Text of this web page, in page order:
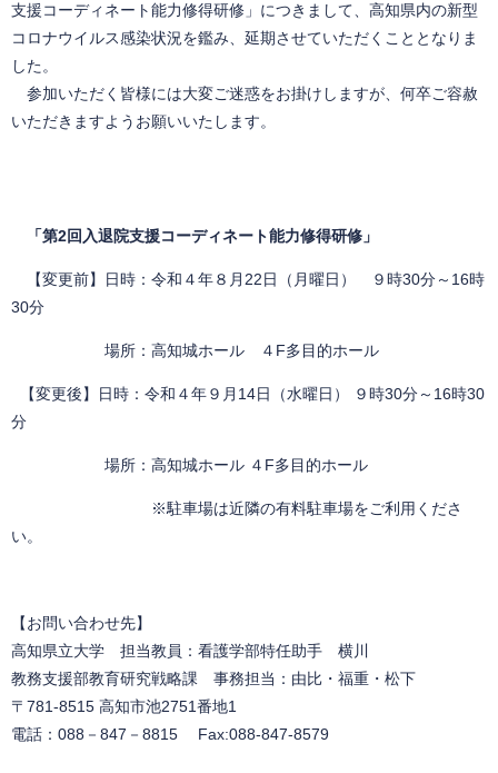
支援コーディネート能力修得研修」につきまして、高知県内の新型
コロナウイルス感染状況を鑑み、延期させていただくこととなりま
した。
参加いただく皆様には大変ご迷惑をお掛けしますが、何卒ご容赦
いただきますようお願いいたします。
「第2回入退院支援コーディネート能力修得研修」
【変更前】日時：令和４年８月22日（月曜日） ９時30分～16時
30分
場所：高知城ホール ４F多目的ホール
【変更後】日時：令和４年９月14日（水曜日） ９時30分～16時30
分
場所：高知城ホール ４F多目的ホール
※駐車場は近隣の有料駐車場をご利用くださ
い。
【お問い合わせ先】
高知県立大学 担当教員：看護学部特任助手 横川
教務支援部教育研究戦略課 事務担当：由比・福重・松下
〒781-8515 高知市池2751番地1
電話：088－847－8815 Fax:088-847-8579​